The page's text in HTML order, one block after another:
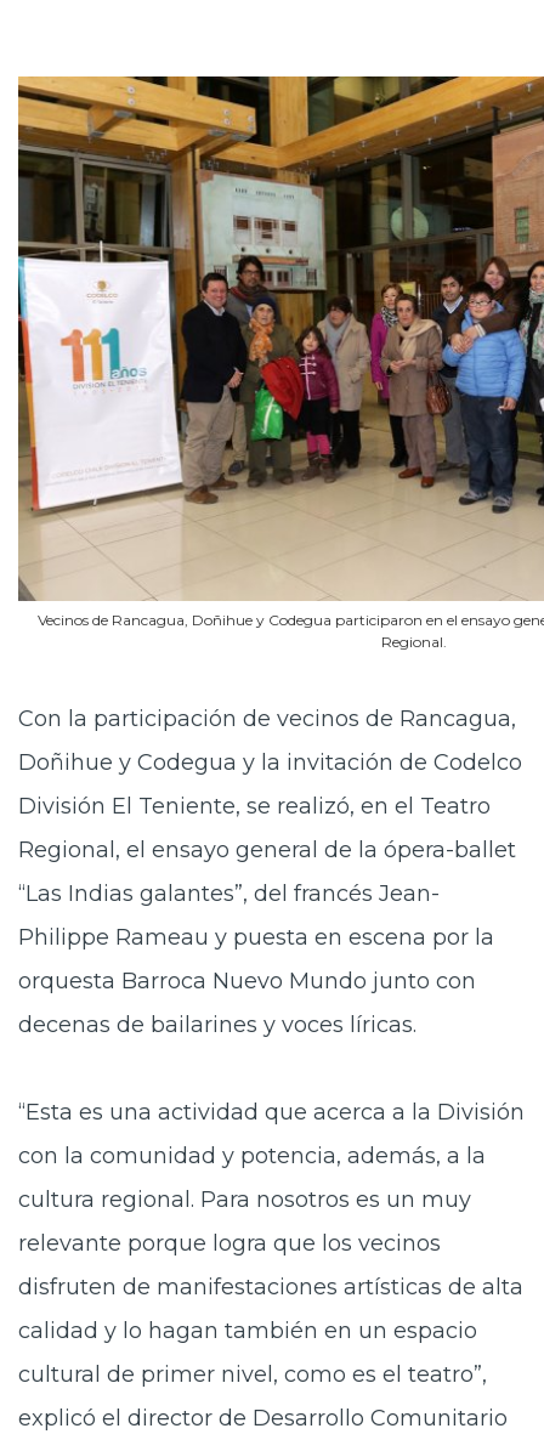
Vecinos de Rancagua, Doñihue y Codegua participaron en el ensayo
Regional.
Con la participación de vecinos de Rancagua,
Doñihue y Codegua y la invitación de Codelco
División El Teniente, se realizó, en el Teatro
Regional, el ensayo general de la ópera-ballet
“Las Indias galantes”, del francés Jean-
Philippe Rameau y puesta en escena por la
orquesta Barroca Nuevo Mundo junto con
decenas de bailarines y voces líricas.
“Esta es una actividad que acerca a la División
con la comunidad y potencia, además, a la
cultura regional. Para nosotros es un muy
relevante porque logra que los vecinos
disfruten de manifestaciones artísticas de alta
calidad y lo hagan también en un espacio
cultural de primer nivel, como es el teatro”,
explicó el director de Desarrollo Comunitario